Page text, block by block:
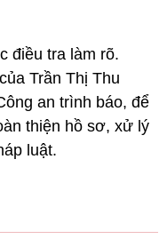
điều tra làm rõ.
Trần Thị Thu
an trình báo, để
thiện hồ sơ, xử lý
luật.